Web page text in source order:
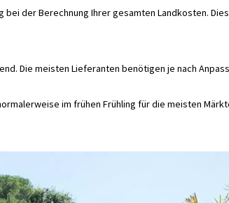
der Berechnung Ihrer gesamten Landkosten.
Die meisten Lieferanten benötigen je nach
im frühen Frühling für die meisten